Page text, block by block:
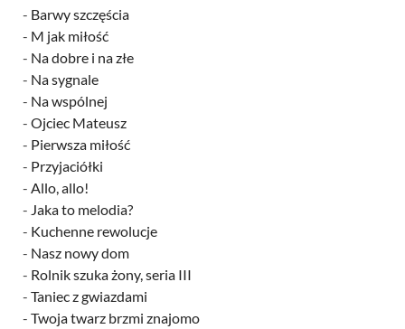
- Barwy szczęścia
- M jak miłość
- Na dobre i na złe
- Na sygnale
- Na wspólnej
- Ojciec Mateusz
- Pierwsza miłość
- Przyjaciółki
- Allo, allo!
- Jaka to melodia?
- Kuchenne rewolucje
- Nasz nowy dom
- Rolnik szuka żony, seria III
- Taniec z gwiazdami
- Twoja twarz brzmi znajomo